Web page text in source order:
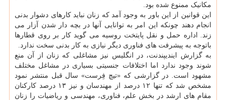
مکانیک ممنوع شده بود.
این قوانین از این باور به وجود آمد که زنان نباید کارهای دشوار بدنی
انجام دهند چونکه این امر به توانایی آنها در بچه دار شدن آزار می
زند. اداره حمل و نقل پایتخت روسیه می گوید کار بر روی قطارها
باتوجه به پیشرفت های فناوری دیگر نیازی به کار بدنی سخت ندارد.
به گزارش ایندیپندنت، در انگلیس نیز مشاغلی که زنان از آن منع
شوند وجود ندارد اما اختلافات جنسیتی بسیاری در مشاغل مختلف
مشهود است. در گزارشی که «تیچ فِرست» سال قبل منتشر نمود
مشخص شد که تنها ۱۲ درصد از مهندسان و نیز ۱۳ درصد کارکنان
مقام های ارشد در بخش علم، فناوری، مهندسی و ریاضیات را زنان